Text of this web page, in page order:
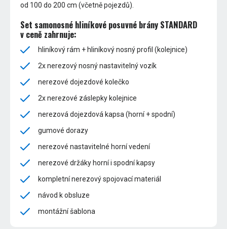
od 100 do 200 cm (včetně pojezdů).
Set samonosné hliníkové posuvné brány STANDARD
v ceně zahrnuje:
hliníkový rám + hliníkový nosný profil (kolejnice)
2x nerezový nosný nastavitelný vozík
nerezové dojezdové kolečko
2x nerezové záslepky kolejnice
nerezová dojezdová kapsa (horní + spodní)
gumové dorazy
nerezové nastavitelné horní vedení
nerezové držáky horní i spodní kapsy
kompletní nerezový spojovací materiál
návod k obsluze
montážní šablona